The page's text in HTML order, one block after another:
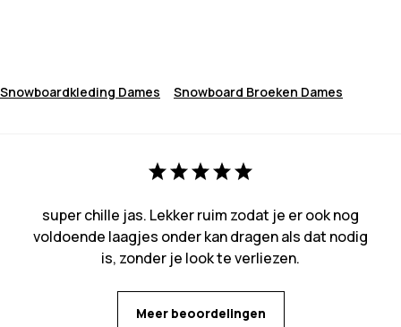
Snowboardkleding Dames Snowboard Broeken Dames
super chille jas. Lekker ruim zodat je er ook nog
voldoende laagjes onder kan dragen als dat nodig
is, zonder je look te verliezen.
Meer beoordelingen